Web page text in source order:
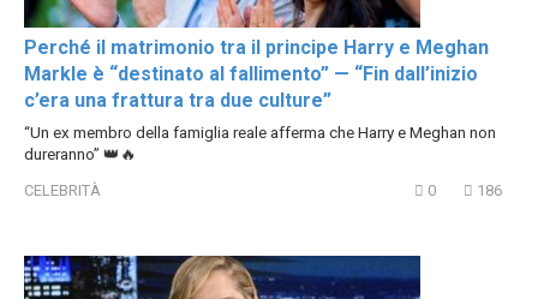
Perché il matrimonio tra il principe Harry e Meghan
Markle è “destinato al fallimento” — “Fin dall’inizio
c’era una frattura tra due culture”
“Un ex membro della famiglia reale afferma che Harry e Meghan non
dureranno” 👑🔥
CELEBRITÀ 0 186